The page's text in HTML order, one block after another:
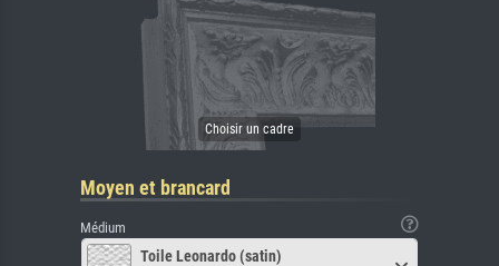
Moyen et brancard
Médium
Toile Leonardo (satin)